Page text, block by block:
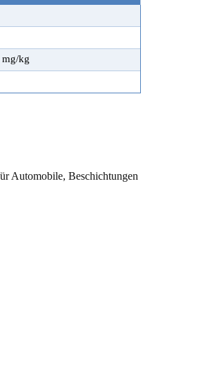
mg/kg
Automobile, Beschichtungen